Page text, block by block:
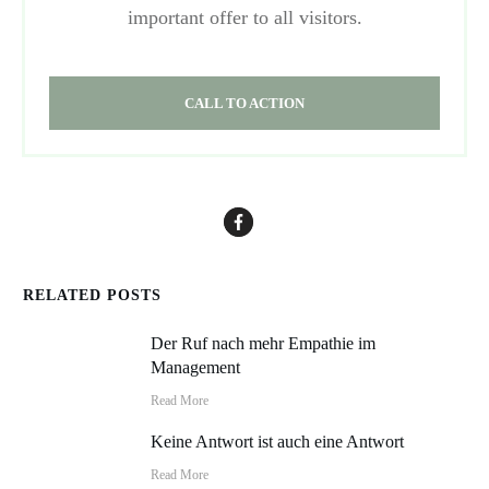
important offer to all visitors.
CALL TO ACTION
RELATED POSTS
Der Ruf nach mehr Empathie im
Management
Read More
Keine Antwort ist auch eine Antwort
Read More